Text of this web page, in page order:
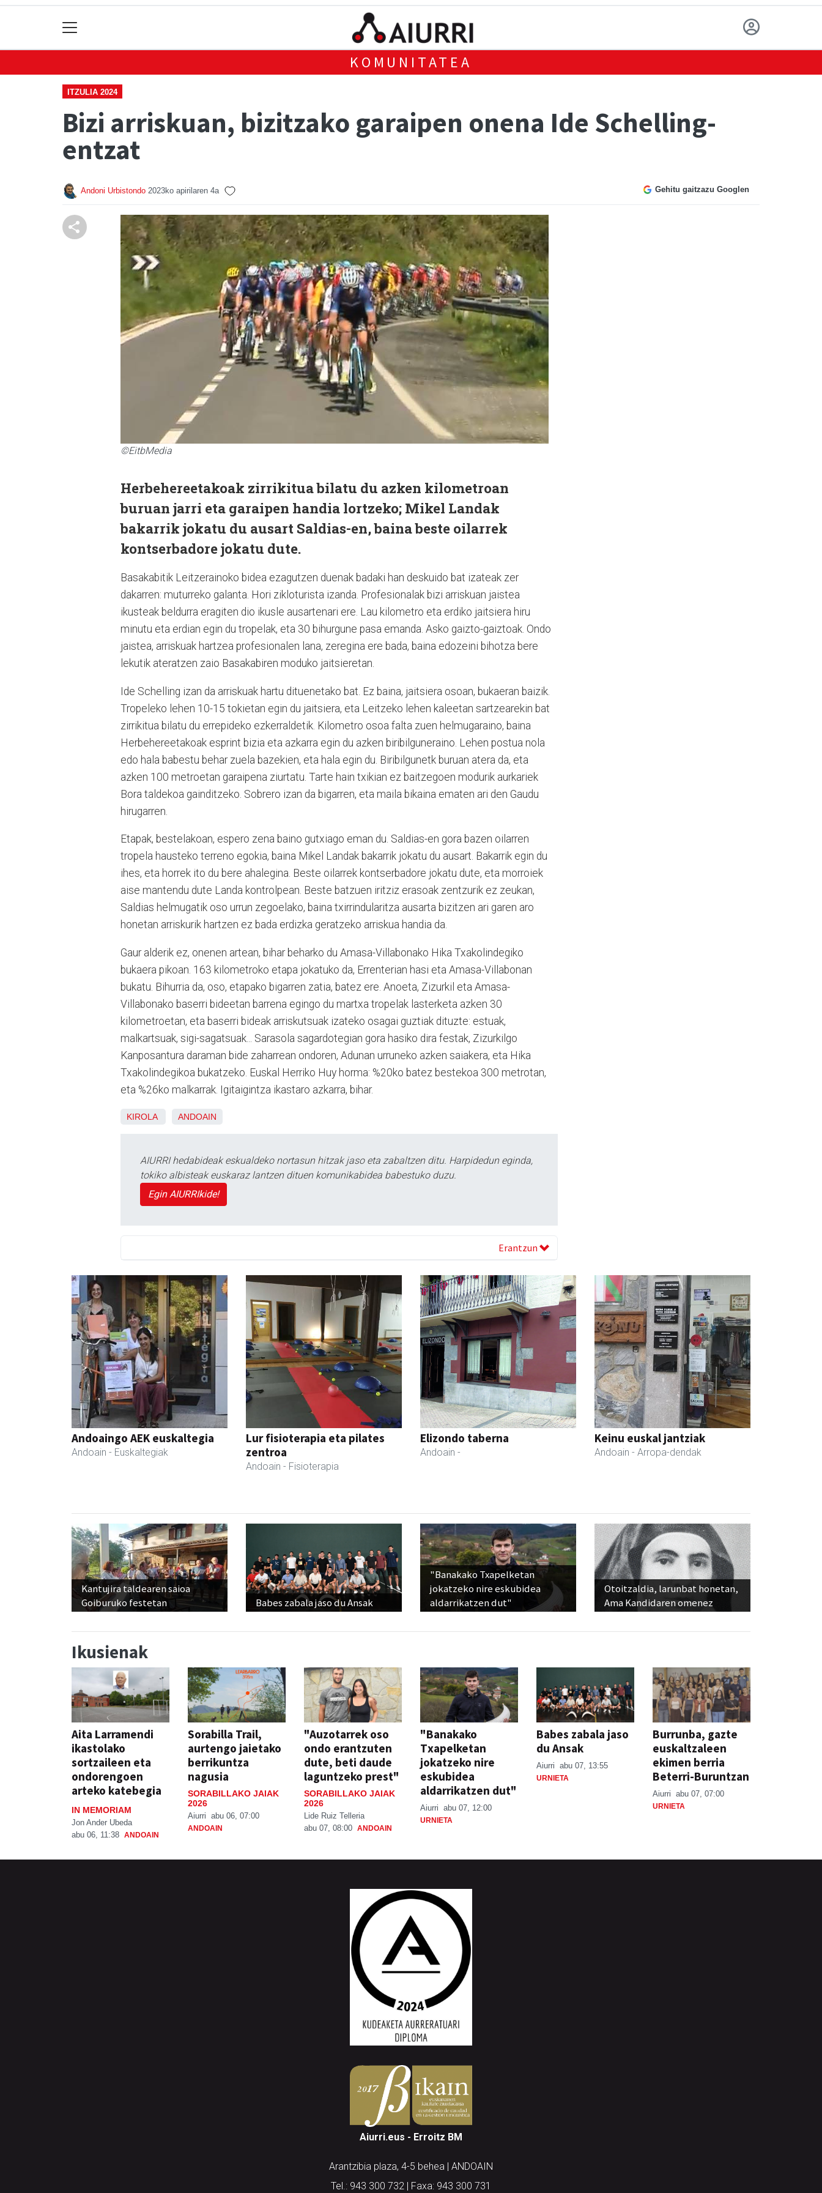
KOMUNITATEA
ITZULIA 2024
Bizi arriskuan, bizitzako garaipen onena Ide Schelling-
entzat
Andoni Urbistondo 2023ko apirilaren 4a Gehitu gaitzazu Googlen
©EitbMedia
Herbehereetakoak zirrikitua bilatu du azken kilometroan
buruan jarri eta garaipen handia lortzeko; Mikel Landak
bakarrik jokatu du ausart Saldias-en, baina beste oilarrek
kontserbadore jokatu dute.
Basakabitik Leitzerainoko bidea ezagutzen duenak badaki han deskuido bat izateak zer
dakarren: muturreko galanta. Hori zikloturista izanda. Profesionalak bizi arriskuan jaistea
ikusteak beldurra eragiten dio ikusle ausartenari ere. Lau kilometro eta erdiko jaitsiera hiru
minutu eta erdian egin du tropelak, eta 30 bihurgune pasa emanda. Asko gaizto-gaiztoak. Ondo
jaistea, arriskuak hartzea profesionalen lana, zeregina ere bada, baina edozeini bihotza bere
lekutik ateratzen zaio Basakabiren moduko jaitsieretan.
Ide Schelling izan da arriskuak hartu dituenetako bat. Ez baina, jaitsiera osoan, bukaeran baizik.
Tropeleko lehen 10-15 tokietan egin du jaitsiera, eta Leitzeko lehen kaleetan sartzearekin bat
zirrikitua bilatu du errepideko ezkerraldetik. Kilometro osoa falta zuen helmugaraino, baina
Herbehereetakoak esprint bizia eta azkarra egin du azken biribilguneraino. Lehen postua nola
edo hala babestu behar zuela bazekien, eta hala egin du. Biribilgunetk buruan atera da, eta
azken 100 metroetan garaipena ziurtatu. Tarte hain txikian ez baitzegoen modurik aurkariek
Bora taldekoa gainditzeko. Sobrero izan da bigarren, eta maila bikaina ematen ari den Gaudu
hirugarren.
Etapak, bestelakoan, espero zena baino gutxiago eman du. Saldias-en gora bazen oilarren
tropela hausteko terreno egokia, baina Mikel Landak bakarrik jokatu du ausart. Bakarrik egin du
ihes, eta horrek ito du bere ahalegina. Beste oilarrek kontserbadore jokatu dute, eta morroiek
aise mantendu dute Landa kontrolpean. Beste batzuen iritziz erasoak zentzurik ez zeukan,
Saldias helmugatik oso urrun zegoelako, baina txirrindularitza ausarta bizitzen ari garen aro
honetan arriskurik hartzen ez bada erdizka geratzeko arriskua handia da.
Gaur alderik ez, onenen artean, bihar beharko du Amasa-Villabonako Hika Txakolindegiko
bukaera pikoan. 163 kilometroko etapa jokatuko da, Errenterian hasi eta Amasa-Villabonan
bukatu. Bihurria da, oso, etapako bigarren zatia, batez ere. Anoeta, Zizurkil eta Amasa-
Villabonako baserri bideetan barrena egingo du martxa tropelak lasterketa azken 30
kilometroetan, eta baserri bideak arriskutsuak izateko osagai guztiak dituzte: estuak,
malkartsuak, sigi-sagatsuak... Sarasola sagardotegian gora hasiko dira festak, Zizurkilgo
Kanposantura daraman bide zaharrean ondoren, Adunan urruneko azken saiakera, eta Hika
Txakolindegikoa bukatzeko. Euskal Herriko Huy horma: %20ko batez bestekoa 300 metrotan,
eta %26ko malkarrak. Igitaigintza ikastaro azkarra, bihar.
KIROLA ANDOAIN
AIURRI hedabideak eskualdeko nortasun hitzak jaso eta zabaltzen ditu. Harpidedun eginda,
tokiko albisteak euskaraz lantzen dituen komunikabidea babestuko duzu.
Egin AIURRIkide!
Erantzun
Andoaingo AEK euskaltegia
Andoain - Euskaltegiak
Lur fisioterapia eta pilates
zentroa
Andoain - Fisioterapia
Elizondo taberna
Andoain -
Keinu euskal jantziak
Andoain - Arropa-dendak
Kantujira taldearen saioa
Goiburuko festetan
Babes zabala jaso du Ansak
"Banakako Txapelketan
jokatzeko nire eskubidea
aldarrikatzen dut"
Otoitzaldia, larunbat honetan,
Ama Kandidaren omenez
Ikusienak
Aita Larramendi
ikastolako
sortzaileen eta
ondorengoen
arteko katebegia
IN MEMORIAM
Jon Ander Ubeda
abu 06, 11:38 ANDOAIN
Sorabilla Trail,
aurtengo jaietako
berrikuntza
nagusia
SORABILLAKO JAIAK
2026
Aiurri abu 06, 07:00
ANDOAIN
"Auzotarrek oso
ondo erantzuten
dute, beti daude
laguntzeko prest"
SORABILLAKO JAIAK
2026
Lide Ruiz Telleria
abu 07, 08:00 ANDOAIN
"Banakako
Txapelketan
jokatzeko nire
eskubidea
aldarrikatzen dut"
Aiurri abu 07, 12:00
URNIETA
Babes zabala jaso
du Ansak
Aiurri abu 07, 13:55
URNIETA
Burrunba, gazte
euskaltzaleen
ekimen berria
Beterri-Buruntzan
Aiurri abu 07, 07:00
URNIETA
Aiurri.eus - Erroitz BM
Arantzibia plaza, 4-5 behea | ANDOAIN
Tel.: 943 300 732 | Faxa: 943 300 731